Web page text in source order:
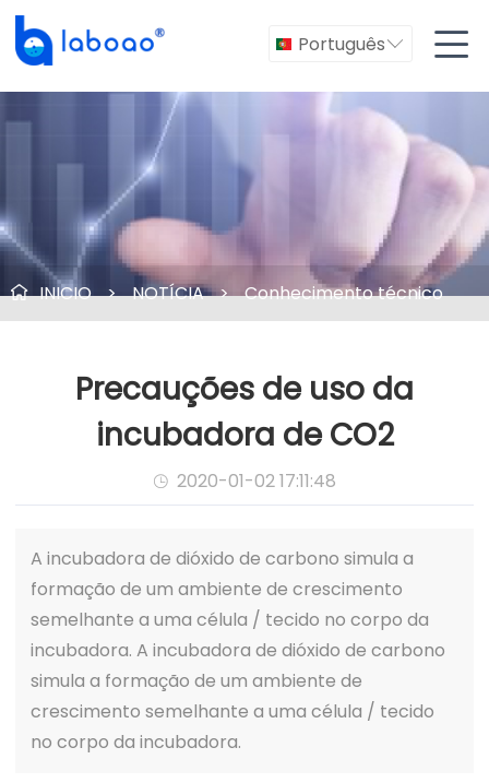
Português 
 INICIO > NOTÍCIA > Conhecimento técnico
Precauções de uso da
incubadora de CO2
 2020-01-02 17:11:48
A incubadora de dióxido de carbono simula a
formação de um ambiente de crescimento
semelhante a uma célula / tecido no corpo da
incubadora. A incubadora de dióxido de carbono
simula a formação de um ambiente de
crescimento semelhante a uma célula / tecido
no corpo da incubadora.